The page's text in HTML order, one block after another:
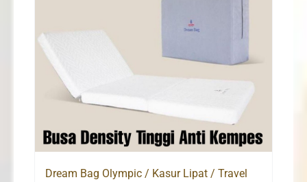
Dream Bag Olympic / Kasur Lipat / Travel